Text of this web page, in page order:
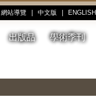
網站導覽 中文版 ENGLISH
出版品 學術季刊